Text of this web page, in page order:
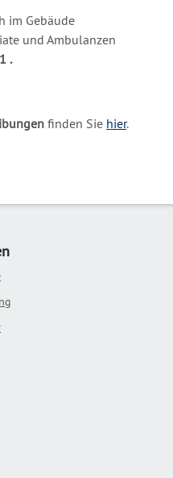
im Gebäude
und Ambulanzen
.
finden Sie hier.